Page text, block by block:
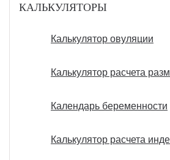
КАЛЬКУЛЯТОРЫ
Калькулятор овуляции
Калькулятор расчета
Календарь беременности
Калькулятор расчета